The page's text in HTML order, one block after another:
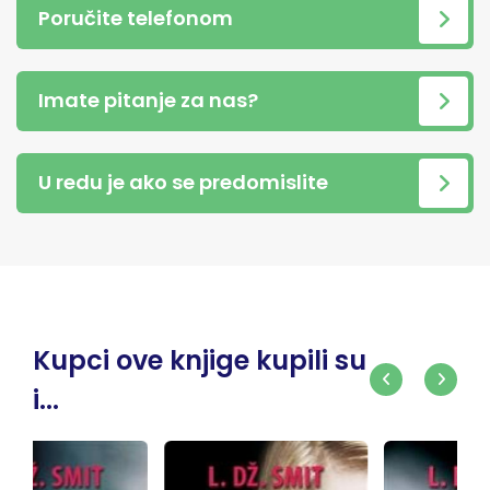
Poručite telefonom
Imate pitanje za nas?
U redu je ako se predomislite
Kupci ove knjige kupili su
i...